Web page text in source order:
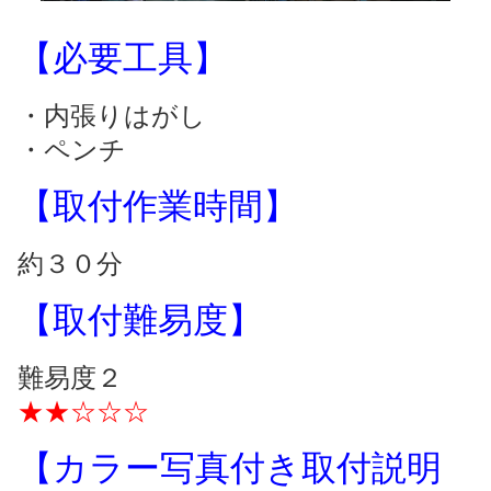
【必要工具】
・内張りはがし
・ペンチ
【取付作業時間】
約３０分
【取付難易度】
難易度２
★★☆☆☆
【カラー写真付き取付説明